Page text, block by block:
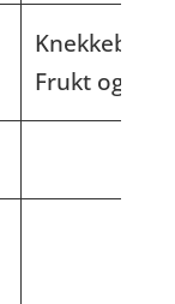
Knekkebrød.
Frukt og